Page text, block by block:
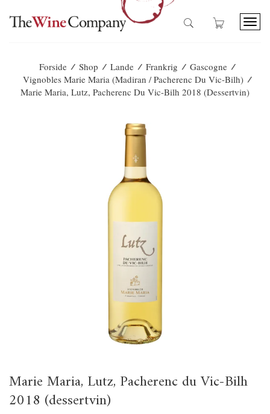
T
e
Forside / Shop / Lande / Frankrig / Gascogne /
Vignobles Marie Maria (Madiran / Pacherenc Du Vic-Bilh) /
Marie Maria, Lutz, Pacherenc Du Vic-Bilh 2018 (dessertvin)
Marie Maria, Lutz, Pacherenc du Vic-Bilh
2018 (dessertvin)